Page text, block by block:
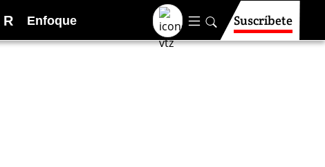
R Enfoque Suscríbete